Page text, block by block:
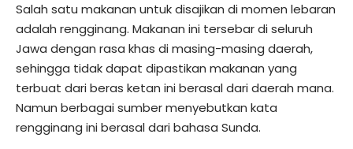
Salah satu makanan untuk disajikan di momen lebaran
adalah rengginang. Makanan ini tersebar di seluruh
Jawa dengan rasa khas di masing-masing daerah,
sehingga tidak dapat dipastikan makanan yang
terbuat dari beras ketan ini berasal dari daerah mana.
Namun berbagai sumber menyebutkan kata
rengginang ini berasal dari bahasa Sunda.